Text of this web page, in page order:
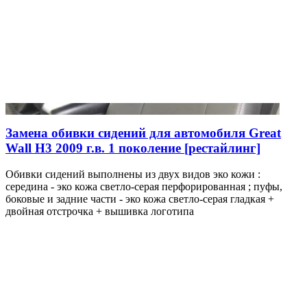
Замена обивки сидений для автомобиля Great
Wall H3 2009 г.в. 1 поколение [рестайлинг]
Обивки сидений выполнены из двух видов эко кожи :
середина - эко кожа светло-серая перфорированная ; пуфы,
боковые и задние части - эко кожа светло-серая гладкая +
двойная отстрочка + вышивка логотипа